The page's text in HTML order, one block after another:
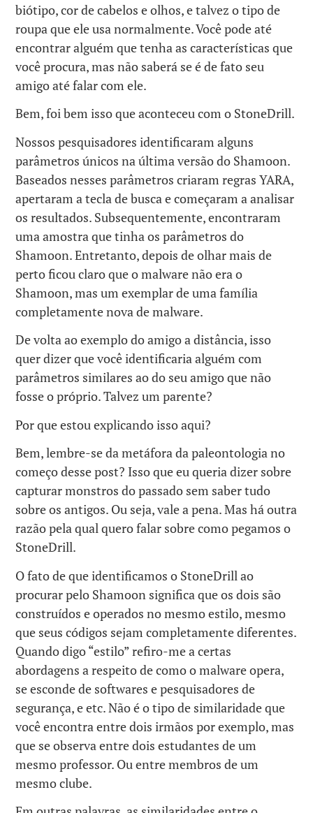
biótipo, cor de cabelos e olhos, e talvez o tipo de
roupa que ele usa normalmente. Você pode até
encontrar alguém que tenha as características que
você procura, mas não saberá se é de fato seu
amigo até falar com ele.
Bem, foi bem isso que aconteceu com o StoneDrill.
Nossos pesquisadores identificaram alguns
parâmetros únicos na última versão do Shamoon.
Baseados nesses parâmetros criaram regras YARA,
apertaram a tecla de busca e começaram a analisar
os resultados. Subsequentemente, encontraram
uma amostra que tinha os parâmetros do
Shamoon. Entretanto, depois de olhar mais de
perto ficou claro que o malware não era o
Shamoon, mas um exemplar de uma família
completamente nova de malware.
De volta ao exemplo do amigo a distância, isso
quer dizer que você identificaria alguém com
parâmetros similares ao do seu amigo que não
fosse o próprio. Talvez um parente?
Por que estou explicando isso aqui?
Bem, lembre-se da metáfora da paleontologia no
começo desse post? Isso que eu queria dizer sobre
capturar monstros do passado sem saber tudo
sobre os antigos. Ou seja, vale a pena. Mas há outra
razão pela qual quero falar sobre como pegamos o
StoneDrill.
O fato de que identificamos o StoneDrill ao
procurar pelo Shamoon significa que os dois são
construídos e operados no mesmo estilo, mesmo
que seus códigos sejam completamente diferentes.
Quando digo “estilo” refiro-me a certas
abordagens a respeito de como o malware opera,
se esconde de softwares e pesquisadores de
segurança, e etc. Não é o tipo de similaridade que
você encontra entre dois irmãos por exemplo, mas
que se observa entre dois estudantes de um
mesmo professor. Ou entre membros de um
mesmo clube.